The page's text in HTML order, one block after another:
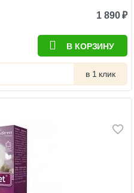
1 890₽
В КОРЗИНУ
в 1 клик